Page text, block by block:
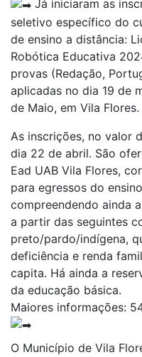
Já iniciaram as
seletivo específico do
de ensino a distância:
Robótica Educativa
provas (Redação,
aplicadas no dia 19 de
de Maio, em Vila Flores.
As inscrições, no valor
dia 22 de abril. São
Ead UAB Vila Flores,
para egressos do
compreendendo ainda
a partir das seguintes
preto/pardo/indígena,
deficiência e renda
capita. Há ainda a
da educação básica.
Maiores informações:
O Município de Vila